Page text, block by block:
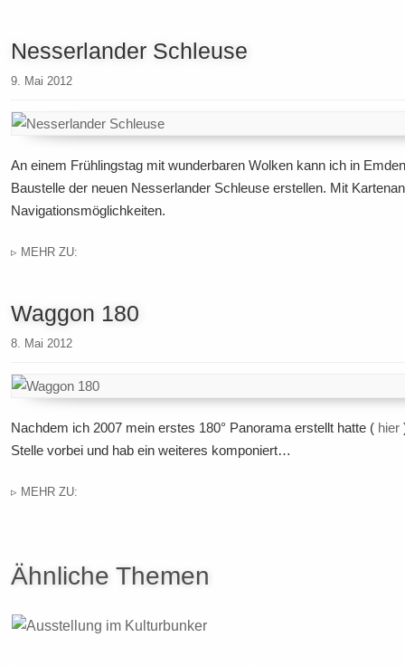
Nesserlander Schleuse
9. Mai 2012
An einem Frühlingstag mit wunderbaren Wolken kann ich in
Baustelle der neuen Nesserlander Schleuse erstellen. Mit
Navigationsmöglichkeiten.
▹ MEHR ZU:
Waggon 180
8. Mai 2012
Nachdem ich 2007 mein erstes 180° Panorama erstellt hatte ( hier
Stelle vorbei und hab ein weiteres komponiert…
▹ MEHR ZU:
Ähnliche Themen